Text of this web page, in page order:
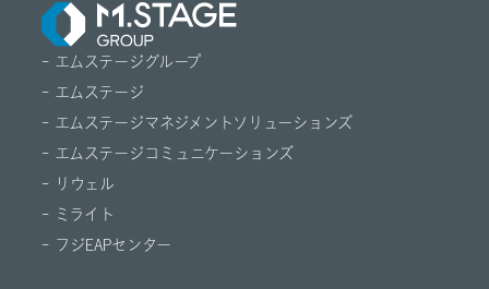
- エムステージグループ
- エムステージ
- エムステージマネジメントソリューションズ
- エムステージコミュニケーションズ
- リウェル
- ミライト
- フジEAPセンター